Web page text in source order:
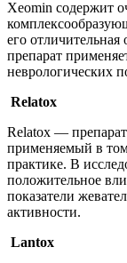
Xeomin содержит
его
препарат
неврологических
Relatox
Relatox —
применяемый в
практике. В
положительное
показатели
активности.
Lantox